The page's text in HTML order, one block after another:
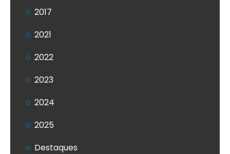
2017
2021
2022
2023
2024
2025
Destaques